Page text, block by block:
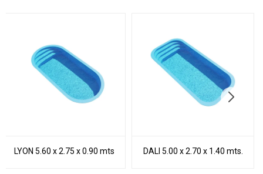
LYON 5.60 x 2.75 x 0.90 mts DALI 5.00 x 2.70 x 1.40 mts.